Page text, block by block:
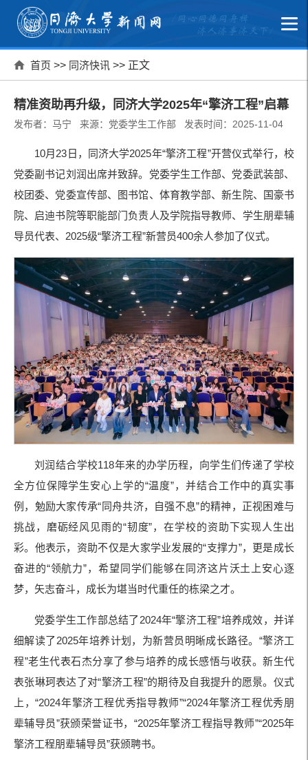
首页 >> 同济快讯 >> 正文
精准资助再升级，同济大学2025年“擎济工程”启幕
发布者：马宁 来源：党委学生工作部 发表时间：2025-11-04
10月23日，同济大学2025年“擎济工程”开营仪式举行，校
党委副书记刘润出席并致辞。党委学生工作部、党委武装部、
校团委、党委宣传部、图书馆、体育教学部、新生院、国豪书
院、启迪书院等职能部门负责人及学院指导教师、学生朋辈辅
导员代表、2025级“擎济工程”新营员400余人参加了仪式。
刘润结合学校118年来的办学历程，向学生们传递了学校
全方位保障学生安心上学的“温度”，并结合工作中的真实事
例，勉励大家传承“同舟共济，自强不息”的精神，正视困难与
挑战，磨砺经风见雨的“韧度”，在学校的资助下实现人生出
彩。他表示，资助不仅是大家学业发展的“支撑力”，更是成长
奋进的“领航力”，希望同学们能够在同济这片沃土上安心逐
梦，矢志奋斗，成长为堪当时代重任的栋梁之才。
党委学生工作部总结了2024年“擎济工程”培养成效，并详
细解读了2025年培养计划，为新营员明晰成长路径。“擎济工
程”老生代表石杰分享了参与培养的成长感悟与收获。新生代
表张琳珂表达了对“擎济工程”的期待及自我提升的愿景。仪式
上，“2024年擎济工程优秀指导教师”“2024年擎济工程优秀朋
辈辅导员”获颁荣誉证书，“2025年擎济工程指导教师”“2025年
擎济工程朋辈辅导员”获颁聘书。